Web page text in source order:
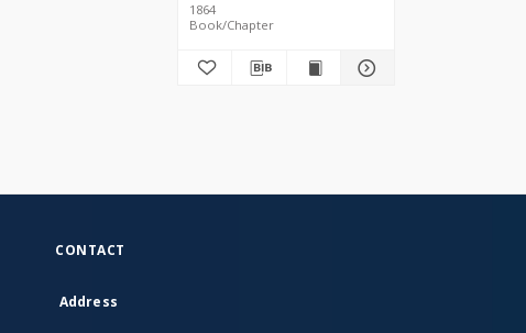
1864
Book/Chapter
CONTACT
Address